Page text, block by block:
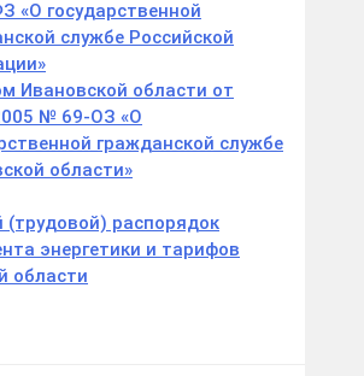
«О государственной
службе Российской
Ивановской области от
№ 69-ОЗ «О
гражданской службе
области»
распорядок
энергетики и тарифов
области